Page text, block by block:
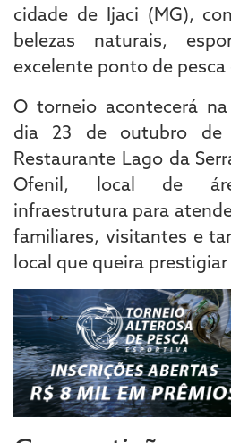
cidade de Ijaci (MG),
belezas naturais,
excelente ponto de
O torneio acontecerá
dia 23 de outubro de
Restaurante Lago da
Ofenil, local de
infraestrutura para
familiares, visitantes e
local que queira